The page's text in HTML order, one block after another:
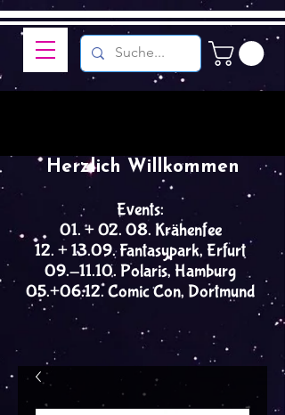
Events:
01. + 02. 08. Krähenfee
12. + 13.09. Fantasypark, Erfurt
09.-11.10. Polaris, Hamburg
05.+06.12. Comic Con, Dortmund
Herzlich Willkommen